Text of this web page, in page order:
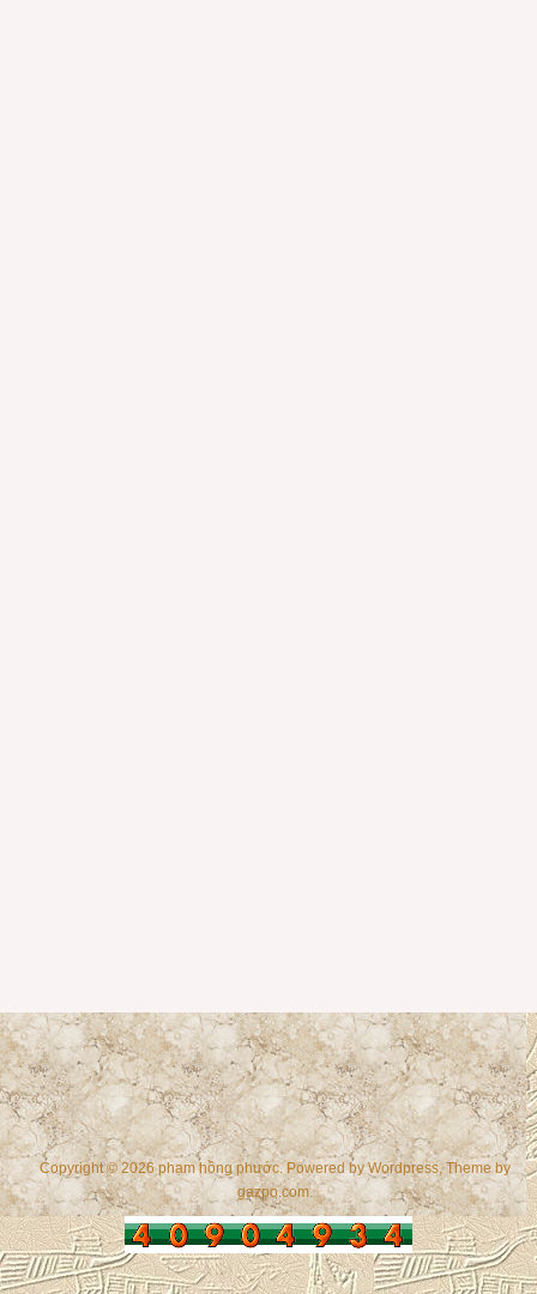
Copyright © 2026 phạm hồng phước. Powered byWordpress, Theme by
gazpo.com.